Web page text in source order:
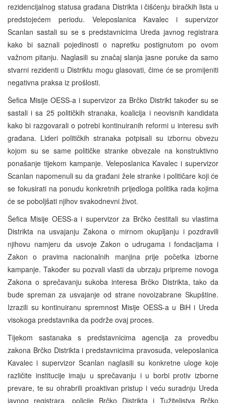
rezidencijalnog statusa građana Distrikta i čišćenju biračkih lista u
predstojećem periodu. Veleposlanica Kavalec i supervizor
Scanlan sastali su se s predstavnicima Ureda javnog registrara
kako bi saznali pojedinosti o napretku postignutom po ovom
važnom pitanju. Naglasili su značaj slanja jasne poruke da samo
stvarni rezidenti u Distriktu mogu glasovati, čime će se promijeniti
negativna praksa iz prošlosti.
Šefica Misije OESS-a i supervizor za Brčko Distrikt također su se
sastali i sa 25 političkih stranaka, koalicija i neovisnih kandidata
kako bi razgovarali o potrebi kontinuiranih reformi u interesu svih
građana. Lideri političkih stranaka potpisali su izbornu obvezu
kojom su se same političke stranke obvezale na konstruktivno
ponašanje tijekom kampanje. Veleposlanica Kavalec i supervizor
Scanlan napomenuli su da građani žele stranke i političare koji će
se fokusirati na ponudu konkretnih prijedloga politika rada kojima
će se poboljšati njihov svakodnevni život.
Šefica Misije OESS-a i supervizor za Brčko čestitali su vlastima
Distrikta na usvajanju Zakona o mirnom okupljanju i pozdravili
njihovu namjeru da usvoje Zakon o udrugama i fondacijama i
Zakon o pravima nacionalnih manjina prije početka izborne
kampanje. Također su pozvali vlasti da ubrzaju pripreme novoga
Zakona o sprečavanju sukoba interesa Brčko Distrikta, tako da
bude spreman za usvajanje od strane novoizabrane Skupštine.
Izrazili su kontinuiranu spremnost Misije OESS-a u BiH i Ureda
visokoga predstavnika da podrže ovaj proces.
Tijekom sastanaka s predstavnicima agencija za provedbu
zakona Brčko Distrikta i predstavnicima pravosuđa, veleposlanica
Kavalec i supervizor Scanlan naglasili su konkretne uloge koje
različite institucije imaju u sprečavanju i u borbi protiv izborne
prevare, te su ohrabrili proaktivan pristup i veću suradnju Ureda
javnog registrara, policije Brčko Distrikta i Tužiteljstva Brčko